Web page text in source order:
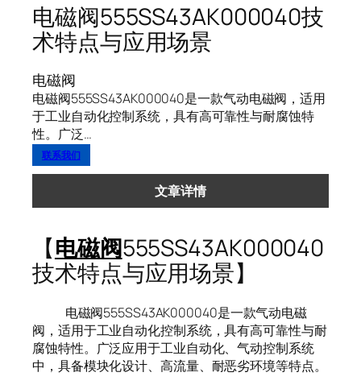
电磁阀555SS43AK000040技
术特点与应用场景
电磁阀
电磁阀555SS43AK000040是一款气动电磁阀，适用
于工业自动化控制系统，具有高可靠性与耐腐蚀特
性。广泛…
联系我们
文章详情
【电磁阀555SS43AK000040
技术特点与应用场景】
电磁阀555SS43AK000040是一款气动电磁
阀，适用于工业自动化控制系统，具有高可靠性与耐
腐蚀特性。广泛应用于工业自动化、气动控制系统
中，具备模块化设计、高流量、耐恶劣环境等特点。